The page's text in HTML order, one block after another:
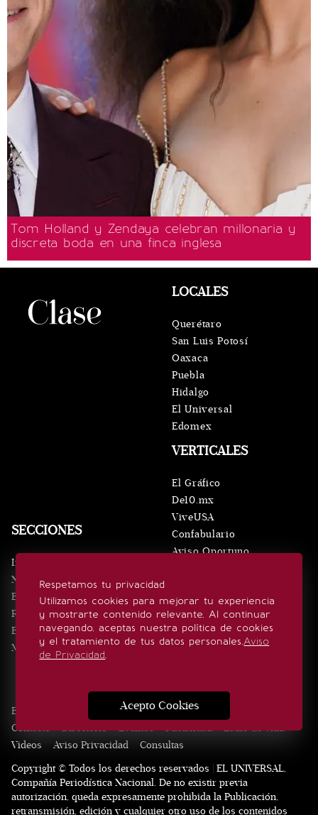
Tom Holland y Zendaya celebran millonaria y
discreta boda en una finca inglesa
Respetamos tu privacidad
Utilizamos cookies para mejorar tu experiencia
y mostrarte contenido relevante. Al continuar
navegando, aceptas nuestra política de cookies
y el tratamiento de tus datos personales.Aviso
de Privacidad.
Acepto Cookies
SECCIONES
Inicio
Noticias
Eventos
Realeza
Estilo de vida
Minuto x Minuto
VERTICALES
El Gráfico
De10.mx
ViveUSA
Confabulario
Aviso Oportuno
LOCALES
Querétaro
San Luis Potosí
Oaxaca
Puebla
Hidalgo
El Universal
Edomex
SÍGUENOS
Edición Impresa Noticias Quiénes somos
Contacto
Directorio Eventos Publicidad
Estilo de vida
Videos
Aviso Privacidad
Consultas
Copyright © Todos los derechos reservados | EL UNIVERSAL,
Compañía Periodística Nacional. De no existir previa
autorización, queda expresamente prohibida la Publicación,
retransmisión, edición y cualquier otro uso de los contenidos